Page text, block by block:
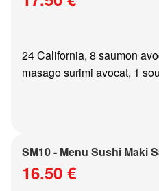
24 California, 8 saumon
masago surimi avocat, 1
SM10 - Menu Sushi Maki
16.50 €